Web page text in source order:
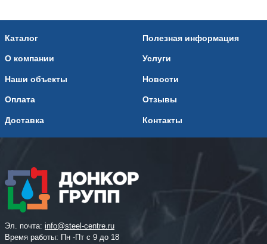
Каталог
О компании
Наши объекты
Оплата
Доставка
Полезная информация
Услуги
Новости
Отзывы
Контакты
Эл. почта: info@steel-centre.ru
Время работы: Пн -Пт с 9 до 18